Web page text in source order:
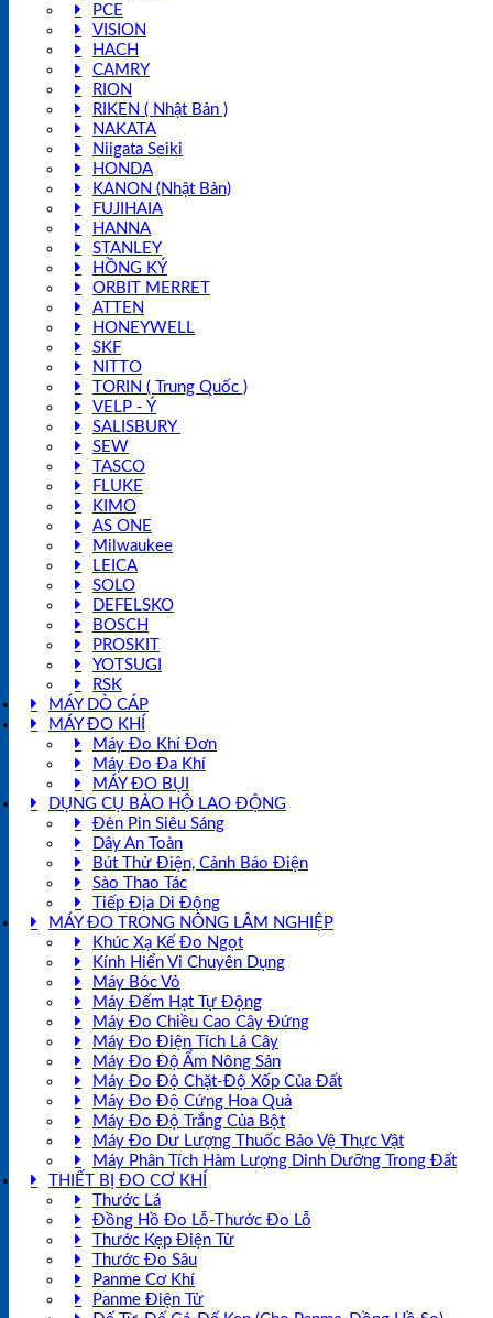
PCE
VISION
HACH
CAMRY
RION
RIKEN ( Nhật Bản )
NAKATA
Niigata Seiki
HONDA
KANON (Nhật Bản)
FUJIHAIA
HANNA
STANLEY
HỒNG KÝ
ORBIT MERRET
ATTEN
HONEYWELL
SKF
NITTO
TORIN ( Trung Quốc )
VELP - Ý
SALISBURY
SEW
TASCO
FLUKE
KIMO
AS ONE
Milwaukee
LEICA
SOLO
DEFELSKO
BOSCH
PROSKIT
YOTSUGI
RSK
MÁY DÒ CÁP
MÁY ĐO KHÍ
Máy Đo Khí Đơn
Máy Đo Đa Khí
MÁY ĐO BỤI
DỤNG CỤ BẢO HỘ LAO ĐỘNG
Đèn Pin Siêu Sáng
Dây An Toàn
Bút Thử Điện, Cảnh Báo Điện
Sào Thao Tác
Tiếp Địa Di Động
MÁY ĐO TRONG NÔNG LÂM NGHIỆP
Khúc Xạ Kế Đo Ngọt
Kính Hiển Vi Chuyên Dụng
Máy Bóc Vỏ
Máy Đếm Hạt Tự Động
Máy Đo Chiều Cao Cây Đứng
Máy Đo Điện Tích Lá Cây
Máy Đo Độ Ẩm Nông Sản
Máy Đo Độ Chặt-Độ Xốp Của Đất
Máy Đo Độ Cứng Hoa Quả
Máy Đo Độ Trắng Của Bột
Máy Đo Dư Lượng Thuốc Bảo Vệ Thực Vật
Máy Phân Tích Hàm Lượng Dinh Dưỡng Trong Đất
THIẾT BỊ ĐO CƠ KHÍ
Thước Lá
Đồng Hồ Đo Lỗ-Thước Đo Lỗ
Thước Kẹp Điện Tử
Thước Đo Sâu
Panme Cơ Khí
Panme Điện Tử